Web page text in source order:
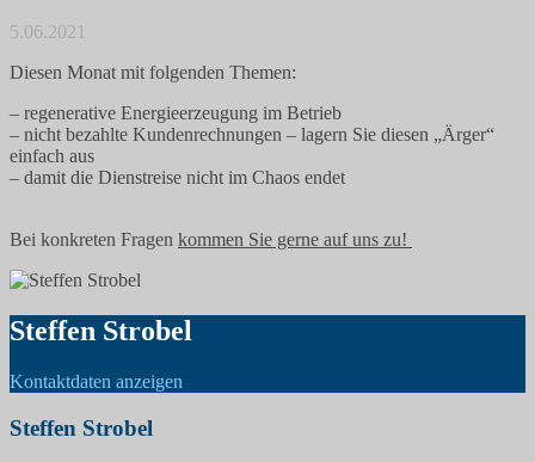
5.06.2021
Diesen Monat mit folgenden Themen:
– regenerative Energieerzeugung im Betrieb
– nicht bezahlte Kundenrechnungen – lagern Sie diesen „Ärger“
einfach aus
– damit die Dienstreise nicht im Chaos endet
Bei konkreten Fragen kommen Sie gerne auf uns zu!
Steffen Strobel
Kontaktdaten anzeigen
Steffen Strobel